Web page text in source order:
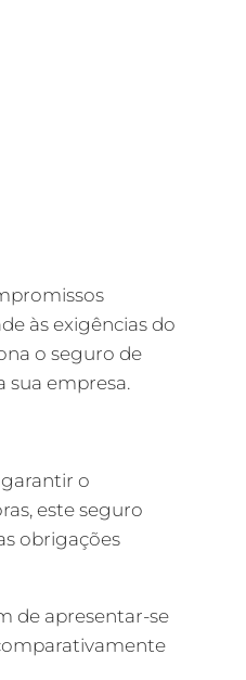
às exigências do
o seguro de
sua empresa.
o
este seguro
obrigações
de apresentar-se